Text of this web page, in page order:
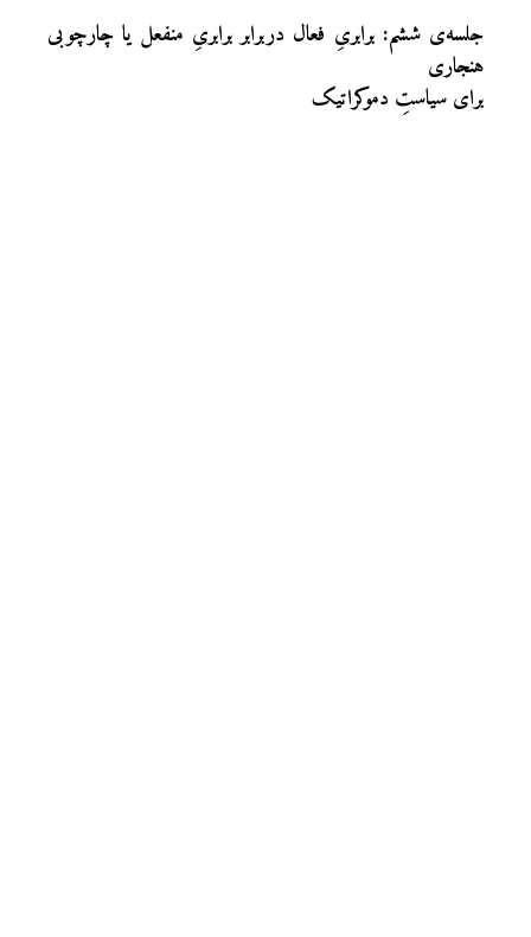
جلسه‌ی ششم: برابریِ فعال دربرابر برابریِ منفعل یا چارچوبی
هنجاری
برای سیاستِ دموکراتیک